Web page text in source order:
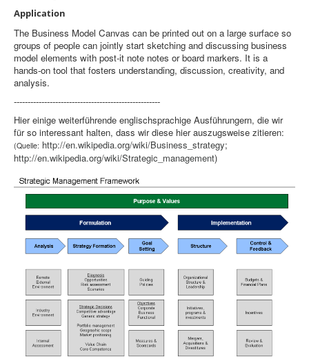
Application
The Business Model Canvas can be printed out on a large surface so
groups of people can jointly start sketching and discussing business
model elements with post-it note notes or board markers. It is a
hands-on tool that fosters understanding, discussion, creativity, and
analysis.
-----------------------------------------------------
Hier einige weiterführende englischsprachige Ausführungern, die wir
für so interessant halten, dass wir diese hier auszugsweise zitieren:
(Quelle: http://en.wikipedia.org/wiki/Business_strategy;
http://en.wikipedia.org/wiki/Strategic_management)